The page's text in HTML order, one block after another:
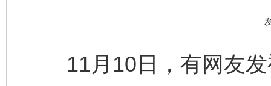
11月10日，有网友发